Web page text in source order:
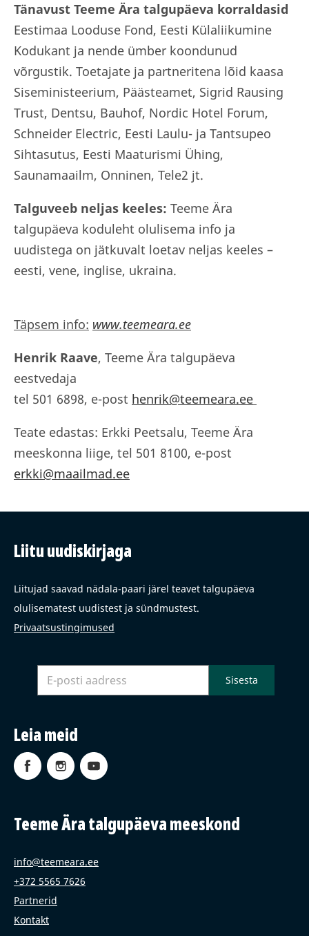
Tänavust Teeme Ära talgupäeva korraldasid
Eestimaa Looduse Fond, Eesti Külaliikumine
Kodukant ja nende ümber koondunud
võrgustik. Toetajate ja partneritena lõid kaasa
Siseministeerium, Päästeamet, Sigrid Rausing
Trust, Dentsu, Bauhof, Nordic Hotel Forum,
Schneider Electric, Eesti Laulu- ja Tantsupeo
Sihtasutus, Eesti Maaturismi Ühing,
Saunamaailm, Onninen, Tele2 jt.
Talguveeb neljas keeles: Teeme Ära
talgupäeva koduleht olulisema info ja
uudistega on jätkuvalt loetav neljas keeles –
eesti, vene, inglise, ukraina.
Täpsem info: www.teemeara.ee
Henrik Raave, Teeme Ära talgupäeva
eestvedaja
tel 501 6898, e-post henrik@teemeara.ee
Teate edastas: Erkki Peetsalu, Teeme Ära
meeskonna liige, tel 501 8100, e-post
erkki@maailmad.ee
Liitu uudiskirjaga
Liitujad saavad nädala-paari järel teavet talgupäeva
olulisematest uudistest ja sündmustest.
Privaatsustingimused
Leia meid
Teeme Ära talgupäeva meeskond
info@teemeara.ee
+372 5565 7626
Partnerid
Kontakt